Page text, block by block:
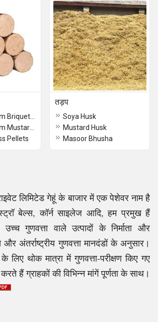
Pellets
तड़प
Soya Husk
Mustard Husk
Masoor Bhusha
लिमिटेड गेहूं के बाजार में एक पेशेवर नाम है
बेल्स, कॉर्न साइलेज आदि, हम प्रमुख हैं
गुणवत्ता वाले उत्पादों के निर्माता और
और अंतर्राष्ट्रीय गुणवत्ता मानदंडों के अनुसार।
लिए थोक मात्रा में गुणवत्ता-परीक्षण किए गए
हैं ग्राहकों की विभिन्न मांगें पूर्णता के साथ।